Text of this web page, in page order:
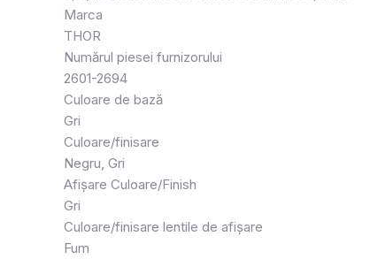
Marca
THOR
Numărul piesei furnizorului
2601-2694
Culoare de bază
Gri
Culoare/finisare
Negru, Gri
Afișare Culoare/Finish
Gri
Culoare/finisare lentile de afișare
Fum